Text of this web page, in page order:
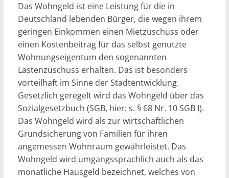
Das Wohngeld ist eine Leistung für die in
Deutschland lebenden Bürger, die wegen ihrem
geringen Einkommen einen Mietzuschuss oder
einen Kostenbeitrag für das selbst genutzte
Wohnungseigentum den sogenannten
Lastenzuschuss erhalten. Das ist besonders
vorteilhaft im Sinne der Stadtentwicklung.
Gesetzlich geregelt wird das Wohngeld über das
Sozialgesetzbuch (SGB, hier: s. § 68 Nr. 10 SGB I).
Das Wohngeld wird als zur wirtschaftlichen
Grundsicherung von Familien für ihren
angemessen Wohnraum gewährleistet. Das
Wohngeld wird umgangssprachlich auch als das
monatliche Hausgeld bezeichnet, welches von